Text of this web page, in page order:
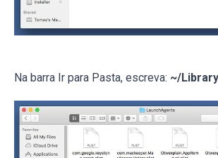
Na barra Ir para Pasta, escreva: ~/